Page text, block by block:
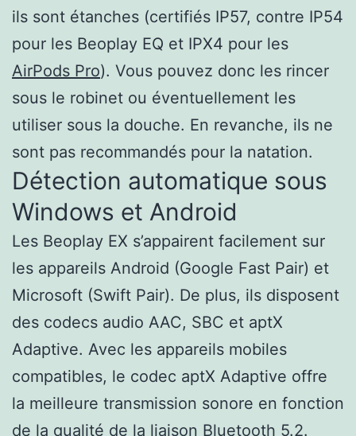
ils sont étanches (certifiés IP57, contre IP54
pour les Beoplay EQ et IPX4 pour les
AirPods Pro). Vous pouvez donc les rincer
sous le robinet ou éventuellement les
utiliser sous la douche. En revanche, ils ne
sont pas recommandés pour la natation.
Détection automatique sous
Windows et Android
Les Beoplay EX s’appairent facilement sur
les appareils Android (Google Fast Pair) et
Microsoft (Swift Pair). De plus, ils disposent
des codecs audio AAC, SBC et aptX
Adaptive. Avec les appareils mobiles
compatibles, le codec aptX Adaptive offre
la meilleure transmission sonore en fonction
de la qualité de la liaison Bluetooth 5.2.